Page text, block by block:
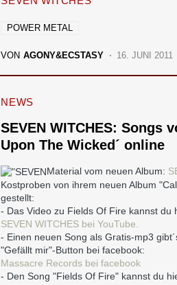
POWER METAL
VON AGONY&ECSTASY 16. JUNI 2011
NEWS
SEVEN WITCHES: Songs
Upon The Wicked´ online
Material vom neuen Album:
Kostproben von ihrem neuen Album
gestellt:
- Das Video zu Fields Of Fire kannst du
SEVEN WITCHES bei YouTube.
- Einen neuen Song als Gratis-mp3
"Gefällt mir"-Button bei facebook:
Massacre Records bei facebook
- Den Song "Fields Of Fire" kannst du